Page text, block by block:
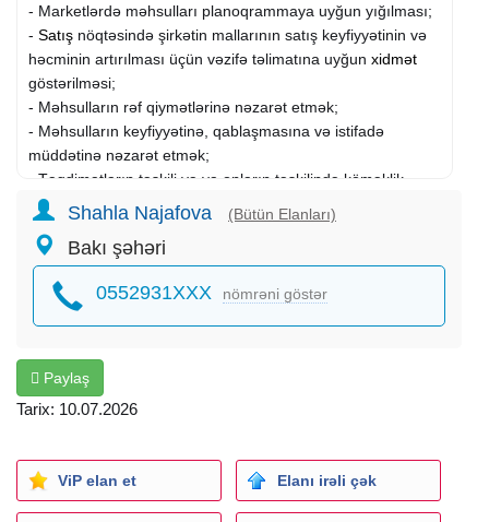
- Marketlərdə məhsulları planoqrammaya uyğun yığılması;
- Satış nöqtəsində şirkətin mallarının satış keyfiyyətinin və
həcminin artırılması üçün vəzifə təlimatına uyğun xidmət
göstərilməsi;
- Məhsulların rəf qiymətlərinə nəzarət etmək;
- Məhsulların keyfiyyətinə, qablaşmasına və istifadə
müddətinə nəzarət etmək;
- Təqdimatların təşkili və ya onların təşkilində köməklik
göstərmək;
- Lazımi hesabatların aparılması və gündəlik hesabatlarını
Supervayzerə vermək.
Namizədə tələblər:
- Yaş həddi: 20-35
- Səlis danışıq qabiliyyəti olmalıdır;
- Qeyd olunan sahədə ən az 1 il iş təcrübəsi olmalıdır;
Digər Məlumatlar:
- Əmək haqqı: 400+bonus(700-900)
Shahla Najafova (Bütün Elanları)
Bakı şəhəri
0552931XXX nömrəni göstər
Paylaş
Tarix: 10.07.2026
ViP elan et Elanı irəli çək